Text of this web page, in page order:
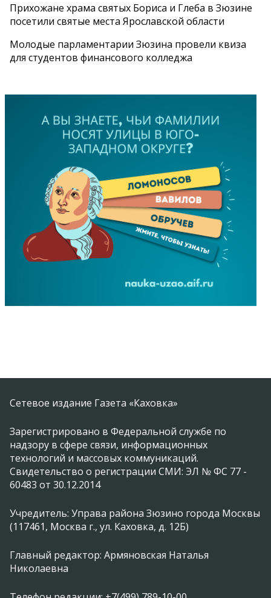
Прихожане храма святых Бориса и Глеба в Зюзине
посетили святые места Ярославской области
Молодые парламентарии Зюзина провели квиза
для студентов финансового колледжа
Сетевое издание Газета «Каховка»
Зарегистрировано в Федеральной службе по
надзору в сфере связи, информационных
технологий и массовых коммуникаций.
Свидетельство о регистрации СМИ: ЭЛ № ФС 77 -
60483 от 30.12.2014
Учредитель: Управа района Зюзино города Москвы
(117461, Москва г., ул. Каховка, д. 12Б)
Главный редактор: Армяновская Наталья
Николаевна